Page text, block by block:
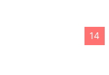
14